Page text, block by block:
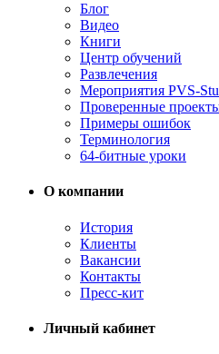
Блог
Видео
Книги
Центр обучений
Развлечения
Мероприятия PVS-
Проверенные
Примеры ошибок
Терминология
64-битные уроки
О компании
История
Клиенты
Вакансии
Контакты
Пресс-кит
Личный кабинет